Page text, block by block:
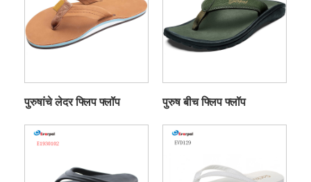
पुरुषांचे लेदर फ्लिप फ्लॉप पुरुष बीच फ्लिप फ्लॉप